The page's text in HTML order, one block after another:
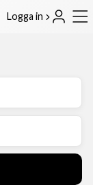
Logga in